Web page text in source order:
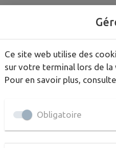
vous vivez
Ici, vous ne
Vous
Vous pouvez
https://
Ce site web utilise des
sur votre terminal lors de la
Pour en savoir plus,
Obligatoire